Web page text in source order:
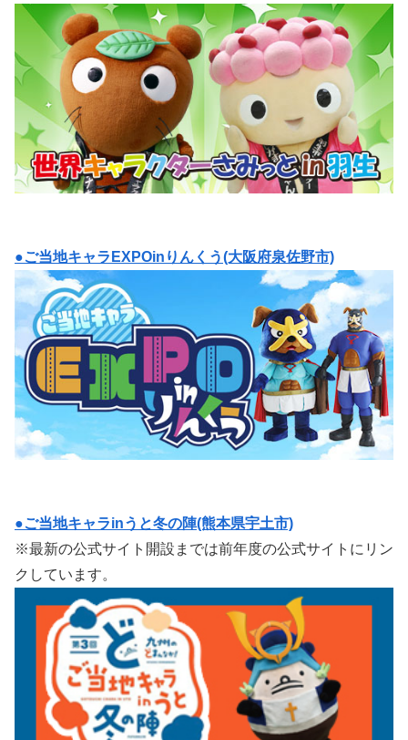
●ご当地キャラEXPOinりんくう(大阪府泉佐野市)
●ご当地キャラinうと冬の陣(熊本県宇土市)
※最新の公式サイト開設までは前年度の公式サイトにリン
クしています。